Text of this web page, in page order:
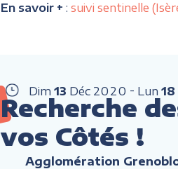
En savoir + : suivi sentinelle
Dim 13 Déc 2020 Lun 18
Recherche
vos Côtés !
Agglomération